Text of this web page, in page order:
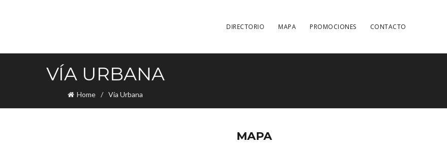
DIRECTORIO MAPA PROMOCIONES CONTACTO
VÍA URBANA
Home Vía Urbana
MAPA